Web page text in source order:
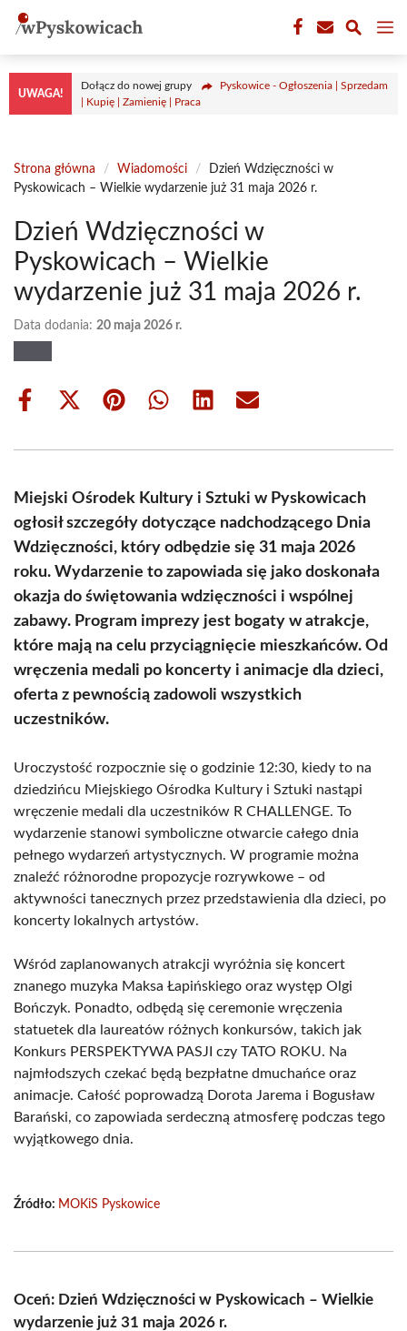
Przejdź
treści
UWAGA!
Dołącz do nowej grupy
Pyskowice - Ogłoszenia | Sprzedam
| Kupię | Zamienię | Praca
Strona główna / Wiadomości /
Dzień Wdzięczności w
Pyskowicach – Wielkie wydarzenie już 31 maja 2026 r.
Dzień Wdzięczności w
Pyskowicach – Wielkie
wydarzenie już 31 maja 2026 r.
Data dodania: 20 maja 2026 r.
Share
Share
(Twitter)
Share Share Share Share
Miejski Ośrodek Kultury i Sztuki w Pyskowicach
ogłosił szczegóły dotyczące nadchodzącego Dnia
Wdzięczności, który odbędzie się 31 maja 2026
roku. Wydarzenie to zapowiada się jako doskonała
okazja do świętowania wdzięczności i wspólnej
zabawy. Program imprezy jest bogaty w atrakcje,
które mają na celu przyciągnięcie mieszkańców. Od
wręczenia medali po koncerty i animacje dla dzieci,
oferta z pewnością zadowoli wszystkich
uczestników.
Uroczystość rozpocznie się o godzinie 12:30, kiedy to na
dziedzińcu Miejskiego Ośrodka Kultury i Sztuki nastąpi
wręczenie medali dla uczestników R CHALLENGE. To
wydarzenie stanowi symboliczne otwarcie całego dnia
pełnego wydarzeń artystycznych. W programie można
znaleźć różnorodne propozycje rozrywkowe – od
aktywności tanecznych przez przedstawienia dla dzieci, po
koncerty lokalnych artystów.
Wśród zaplanowanych atrakcji wyróżnia się koncert
znanego muzyka Maksa Łapińskiego oraz występ Olgi
Bończyk. Ponadto, odbędą się ceremonie wręczenia
statuetek dla laureatów różnych konkursów, takich jak
Konkurs PERSPEKTYWA PASJI czy TATO ROKU. Na
najmłodszych czekać będą bezpłatne dmuchańce oraz
animacje. Całość poprowadzą Dorota Jarema i Bogusław
Barański, co zapowiada serdeczną atmosferę podczas tego
wyjątkowego dnia.
Źródło: MOKiS Pyskowice
Oceń: Dzień Wdzięczności w Pyskowicach – Wielkie
wydarzenie już 31 maja 2026 r.